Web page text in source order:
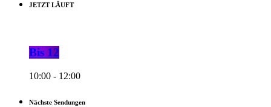
JETZT LÄUFT
Bis 12
10:00 - 12:00
Nächste Sendungen